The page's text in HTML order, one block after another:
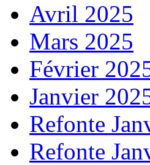
Avril 2025
Mars 2025
Février
Janvier
Refonte
Refonte